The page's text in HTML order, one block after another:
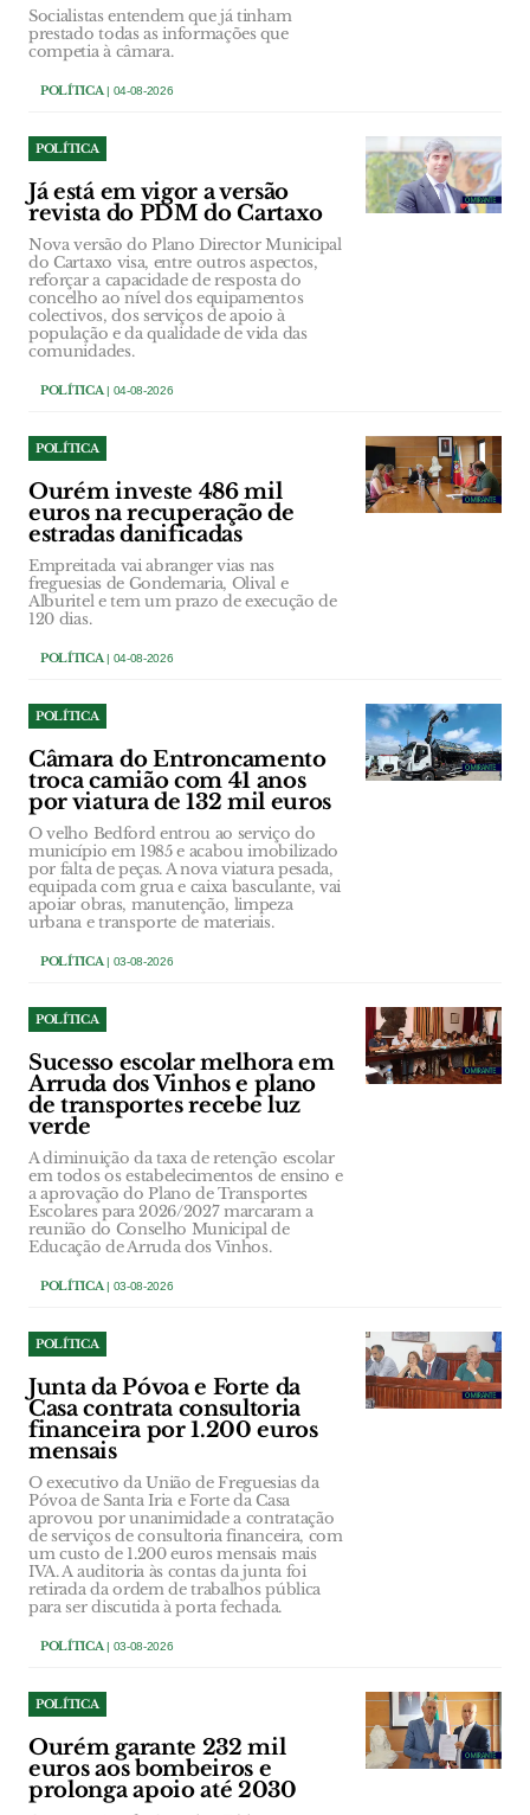
Socialistas entendem que já tinham
prestado todas as informações que
competia à câmara.
POLÍTICA| 04-08-2026
POLÍTICA
Já está em vigor a versão
revista do PDM do Cartaxo
Nova versão do Plano Director Municipal
do Cartaxo visa, entre outros aspectos,
reforçar a capacidade de resposta do
concelho ao nível dos equipamentos
colectivos, dos serviços de apoio à
população e da qualidade de vida das
comunidades.
POLÍTICA| 04-08-2026
POLÍTICA
Ourém investe 486 mil
euros na recuperação de
estradas danificadas
Empreitada vai abranger vias nas
freguesias de Gondemaria, Olival e
Alburitel e tem um prazo de execução de
120 dias.
POLÍTICA| 04-08-2026
POLÍTICA
Câmara do Entroncamento
troca camião com 41 anos
por viatura de 132 mil euros
O velho Bedford entrou ao serviço do
município em 1985 e acabou imobilizado
por falta de peças. A nova viatura pesada,
equipada com grua e caixa basculante, vai
apoiar obras, manutenção, limpeza
urbana e transporte de materiais.
POLÍTICA| 03-08-2026
POLÍTICA
Sucesso escolar melhora em
Arruda dos Vinhos e plano
de transportes recebe luz
verde
A diminuição da taxa de retenção escolar
em todos os estabelecimentos de ensino e
a aprovação do Plano de Transportes
Escolares para 2026/2027 marcaram a
reunião do Conselho Municipal de
Educação de Arruda dos Vinhos.
POLÍTICA| 03-08-2026
POLÍTICA
Junta da Póvoa e Forte da
Casa contrata consultoria
financeira por 1.200 euros
mensais
O executivo da União de Freguesias da
Póvoa de Santa Iria e Forte da Casa
aprovou por unanimidade a contratação
de serviços de consultoria financeira, com
um custo de 1.200 euros mensais mais
IVA. A auditoria às contas da junta foi
retirada da ordem de trabalhos pública
para ser discutida à porta fechada.
POLÍTICA| 03-08-2026
POLÍTICA
Ourém garante 232 mil
euros aos bombeiros e
prolonga apoio até 2030